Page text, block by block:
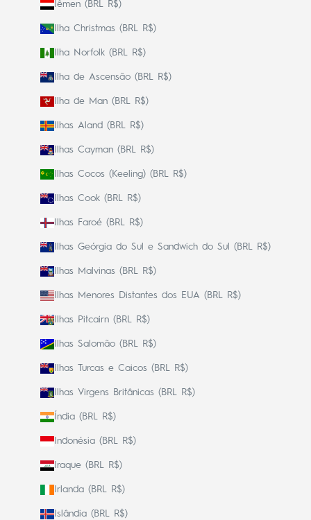
Iêmen (BRL R$)
Ilha Christmas (BRL R$)
Ilha Norfolk (BRL R$)
Ilha de Ascensão (BRL R$)
Ilha de Man (BRL R$)
Ilhas Aland (BRL R$)
Ilhas Cayman (BRL R$)
Ilhas Cocos (Keeling) (BRL R$)
Ilhas Cook (BRL R$)
Ilhas Faroé (BRL R$)
Ilhas Geórgia do Sul e Sandwich do Sul (BRL R$)
Ilhas Malvinas (BRL R$)
Ilhas Menores Distantes dos EUA (BRL R$)
Ilhas Pitcairn (BRL R$)
Ilhas Salomão (BRL R$)
Ilhas Turcas e Caicos (BRL R$)
Ilhas Virgens Britânicas (BRL R$)
Índia (BRL R$)
Indonésia (BRL R$)
Iraque (BRL R$)
Irlanda (BRL R$)
Islândia (BRL R$)